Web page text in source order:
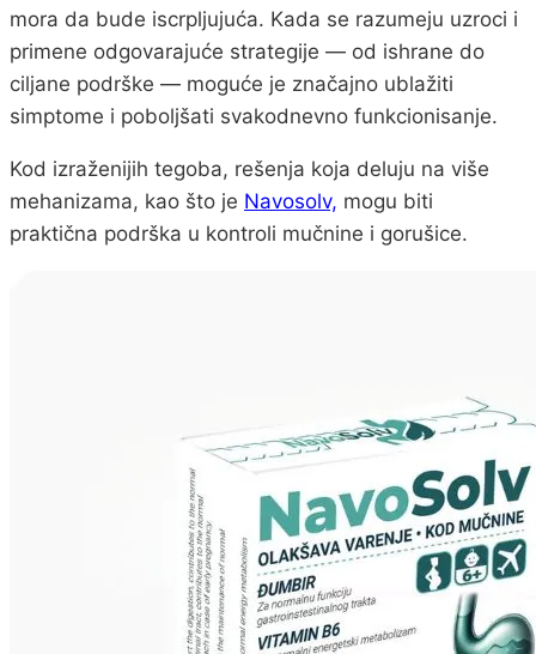
mora da bude iscrpljujuća. Kada se razumeju uzroci i
primene odgovarajuće strategije — od ishrane do
ciljane podrške — moguće je značajno ublažiti
simptome i poboljšati svakodnevno funkcionisanje.
Kod izraženijih tegoba, rešenja koja deluju na više
mehanizama, kao što je Navosolv, mogu biti
praktična podrška u kontroli mučnine i gorušice.